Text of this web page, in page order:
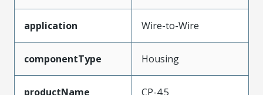
application Wire-to-Wire
componentType Housing
productName CP-4.5